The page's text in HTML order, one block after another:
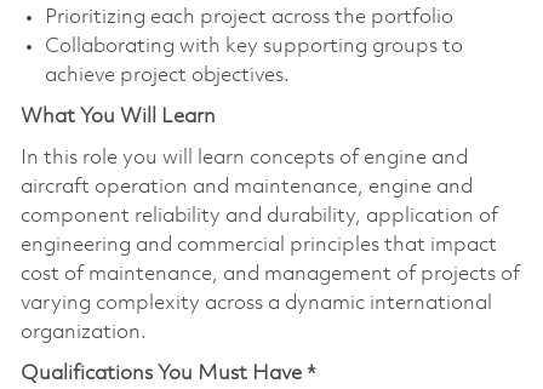
Prioritizing each project across the portfolio
Collaborating with key supporting groups to
achieve project objectives.
What You Will Learn
In this role you will learn concepts of engine and
aircraft operation and maintenance, engine and
component reliability and durability, application of
engineering and commercial principles that impact
cost of maintenance, and management of projects of
varying complexity across a dynamic international
organization.
Qualifications You Must Have *